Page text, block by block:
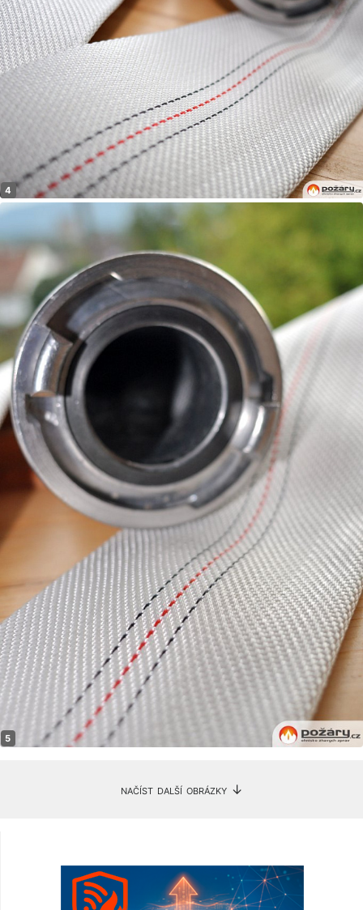
načíst další obrázky ↓